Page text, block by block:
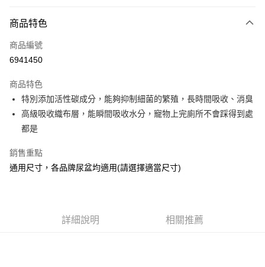
信用卡一次付款
LINE Pay
悠遊付
AFTEE先享後付
相關說明
AFTEE先享後付是「在收到商品之後才付款」的支付方式。 讓您購物簡單
便利好安心！
【「AFTEE先享後付」結帳流程】
ATM付款
每筆NT$110，滿NT$1,500(含以上)免運費
商品特色
商品編號
6941450
商品特色
特別添加活性碳成分，能夠抑制細菌的繁殖，長時間吸收、消臭
高級吸收織布層，能瞬間吸收水分，寵物上完廁所不會踩得到處
都是
銷售重點
通用尺寸，各品牌尿盆均適用(請選擇適當尺寸)
詳細說明 相關推薦